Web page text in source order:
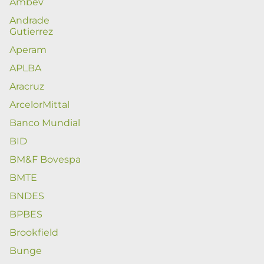
Andrade
Gutierrez
Aperam
APLBA
Aracruz
ArcelorMittal
Banco Mundial
BID
BM&F Bovespa
BMTE
BNDES
BPBES
Brookfield
Bunge